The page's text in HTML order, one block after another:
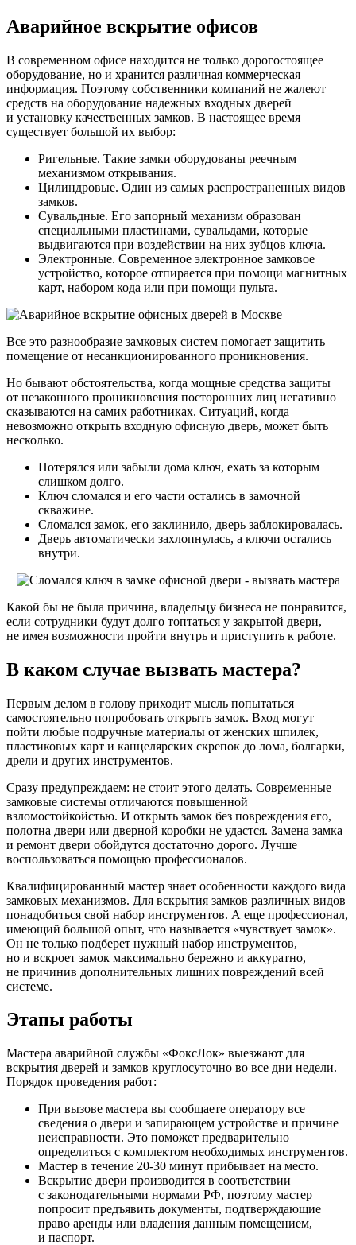
Аварийное вскрытие офисов
В современном офисе находится не только дорогостоящее
оборудование, но и хранится различная коммерческая
информация. Поэтому собственники компаний не жалеют
средств на оборудование надежных входных дверей
и установку качественных замков. В настоящее время
существует большой их выбор:
Ригельные. Такие замки оборудованы реечным
механизмом открывания.
Цилиндровые. Один из самых распространенных видов
замков.
Сувальдные. Его запорный механизм образован
специальными пластинами, сувальдами, которые
выдвигаются при воздействии на них зубцов ключа.
Электронные. Современное электронное замковое
устройство, которое отпирается при помощи магнитных
карт, набором кода или при помощи пульта.
Все это разнообразие замковых систем помогает защитить
помещение от несанкционированного проникновения.
Но бывают обстоятельства, когда мощные средства защиты
от незаконного проникновения посторонних лиц негативно
сказываются на самих работниках. Ситуаций, когда
невозможно открыть входную офисную дверь, может быть
несколько.
Потерялся или забыли дома ключ, ехать за которым
слишком долго.
Ключ сломался и его части остались в замочной
скважине.
Сломался замок, его заклинило, дверь заблокировалась.
Дверь автоматически захлопнулась, а ключи остались
внутри.
Какой бы не была причина, владельцу бизнеса не понравится,
если сотрудники будут долго топтаться у закрытой двери,
не имея возможности пройти внутрь и приступить к работе.
В каком случае вызвать мастера?
Первым делом в голову приходит мысль попытаться
самостоятельно попробовать открыть замок. Вход могут
пойти любые подручные материалы от женских шпилек,
пластиковых карт и канцелярских скрепок до лома, болгарки,
дрели и других инструментов.
Сразу предупреждаем: не стоит этого делать. Современные
замковые системы отличаются повышенной
взломостойкойстью. И открыть замок без повреждения его,
полотна двери или дверной коробки не удастся. Замена замка
и ремонт двери обойдутся достаточно дорого. Лучше
воспользоваться помощью профессионалов.
Квалифицированный мастер знает особенности каждого вида
замковых механизмов. Для вскрытия замков различных видов
понадобиться свой набор инструментов. А еще профессионал,
имеющий большой опыт, что называется «чувствует замок».
Он не только подберет нужный набор инструментов,
но и вскроет замок максимально бережно и аккуратно,
не причинив дополнительных лишних повреждений всей
системе.
Этапы работы
Мастера аварийной службы «ФоксЛок» выезжают для
вскрытия дверей и замков круглосуточно во все дни недели.
Порядок проведения работ:
При вызове мастера вы сообщаете оператору все
сведения о двери и запирающем устройстве и причине
неисправности. Это поможет предварительно
определиться с комплектом необходимых инструментов.
Мастер в течение 20-30 минут прибывает на место.
Вскрытие двери производится в соответствии
с законодательными нормами РФ, поэтому мастер
попросит предъявить документы, подтверждающие
право аренды или владения данным помещением,
и паспорт.